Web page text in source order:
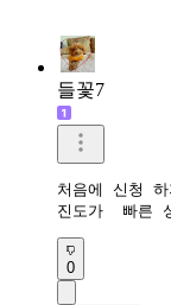
들꽃7
처음에 신청
진도가  빠른
0